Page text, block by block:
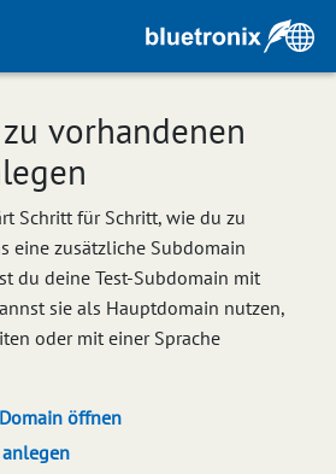
vorhandenen
Schritt für Schritt, wie du zu
eine zusätzliche Subdomain
du deine Test-Subdomain mit
sie als Hauptdomain nutzen,
oder mit einer Sprache
öffnen